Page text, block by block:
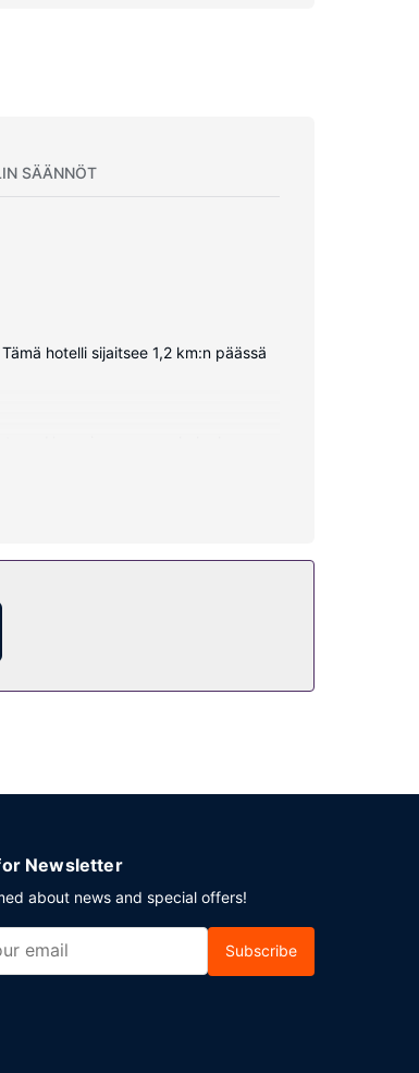
SÄÄNNÖT
hotelli sijaitsee 1,2 km:n päässä
tallelokero (johon mahtuu
Lisämaksullinen buffetaamiainen
Newsletter
about news and special offers!
Subscribe